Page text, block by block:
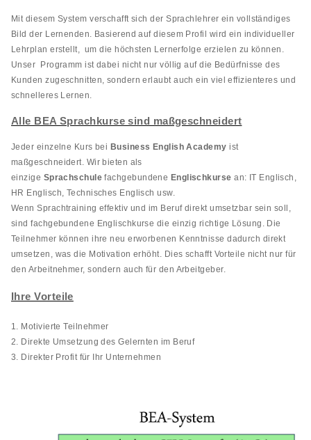
Mit diesem System verschafft sich der Sprachlehrer ein vollständiges
Bild der Lernenden. Basierend auf diesem Profil wird ein individueller
Lehrplan erstellt, um die höchsten Lernerfolge erzielen zu können.
Unser Programm ist dabei nicht nur völlig auf die Bedürfnisse des
Kunden zugeschnitten, sondern erlaubt auch ein viel effizienteres und
schnelleres Lernen.
Alle BEA Sprachkurse sind maßgeschneidert
Jeder einzelne Kurs bei Business English Academy ist
maßgeschneidert. Wir bieten als
einzige Sprachschule fachgebundene Englischkurse an: IT Englisch,
HR Englisch, Technisches Englisch usw.
Wenn Sprachtraining effektiv und im Beruf direkt umsetzbar sein soll,
sind fachgebundene Englischkurse die einzig richtige Lösung. Die
Teilnehmer können ihre neu erworbenen Kenntnisse dadurch direkt
umsetzen, was die Motivation erhöht. Dies schafft Vorteile nicht nur für
den Arbeitnehmer, sondern auch für den Arbeitgeber.
Ihre Vorteile
1. Motivierte Teilnehmer
2. Direkte Umsetzung des Gelernten im Beruf
3. Direkter Profit für Ihr Unternehmen